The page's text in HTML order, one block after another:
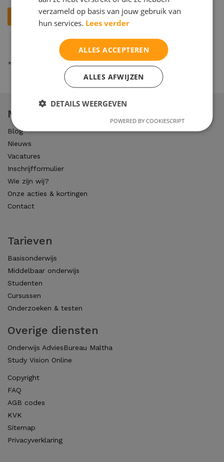
* = verplicht
Maltha studiecoaching
Blog
Nieuws
Vacatures
Inschrijfformulier
Wie zijn wij?
Onze acties & kortingen
Contact
Tarieven
Basisonderwijs
Middelbaar onderwijs
Studenten
Cursussen
Onderzoeken & testen
Overige diensten
Onderwijs AdviesBureau Maltha
Study Vision Online
Copyright
FAQ
AGB codes
KVK
Sitemap
Privacyverklaring
verzameld op basis van jouw gebruik van
hun services. Lees verder
ALLES ACCEPTEREN
ALLES AFWIJZEN
DETAILS WEERGEVEN
POWERED BY COOKIESCRIPT